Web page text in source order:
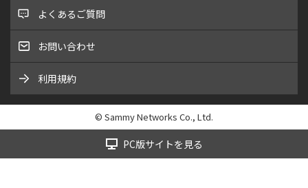
よくあるご質問
お問い合わせ
利用規約
© Sammy Networks Co., Ltd.
PC版サイトを見る